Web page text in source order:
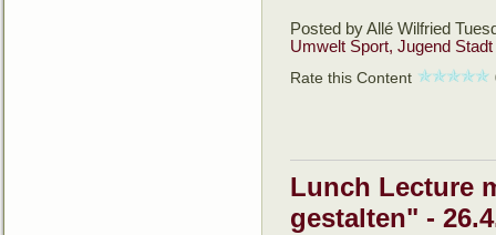
Posted by Allé Wilfried
Umwelt Sport, Jugend
Rate this Content
Lunch Lecture
gestalten" -